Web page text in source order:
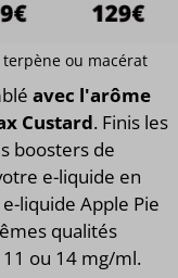
ou macérat
avec l'arôme
Custard. Finis les
boosters de
e-liquide en
liquide Apple Pie
qualités
11 ou 14 mg/ml.